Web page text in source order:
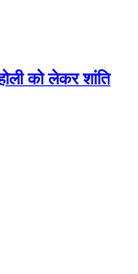
को लेकर शांति